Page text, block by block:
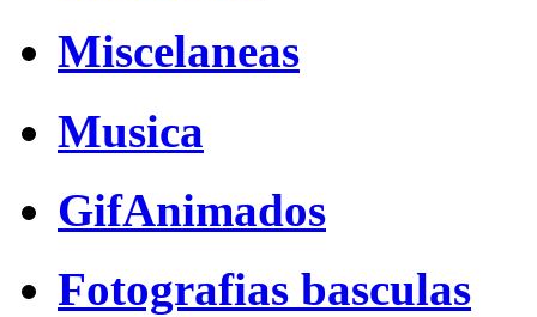
Miscelaneas
Musica
GifAnimados
Fotografias basculas